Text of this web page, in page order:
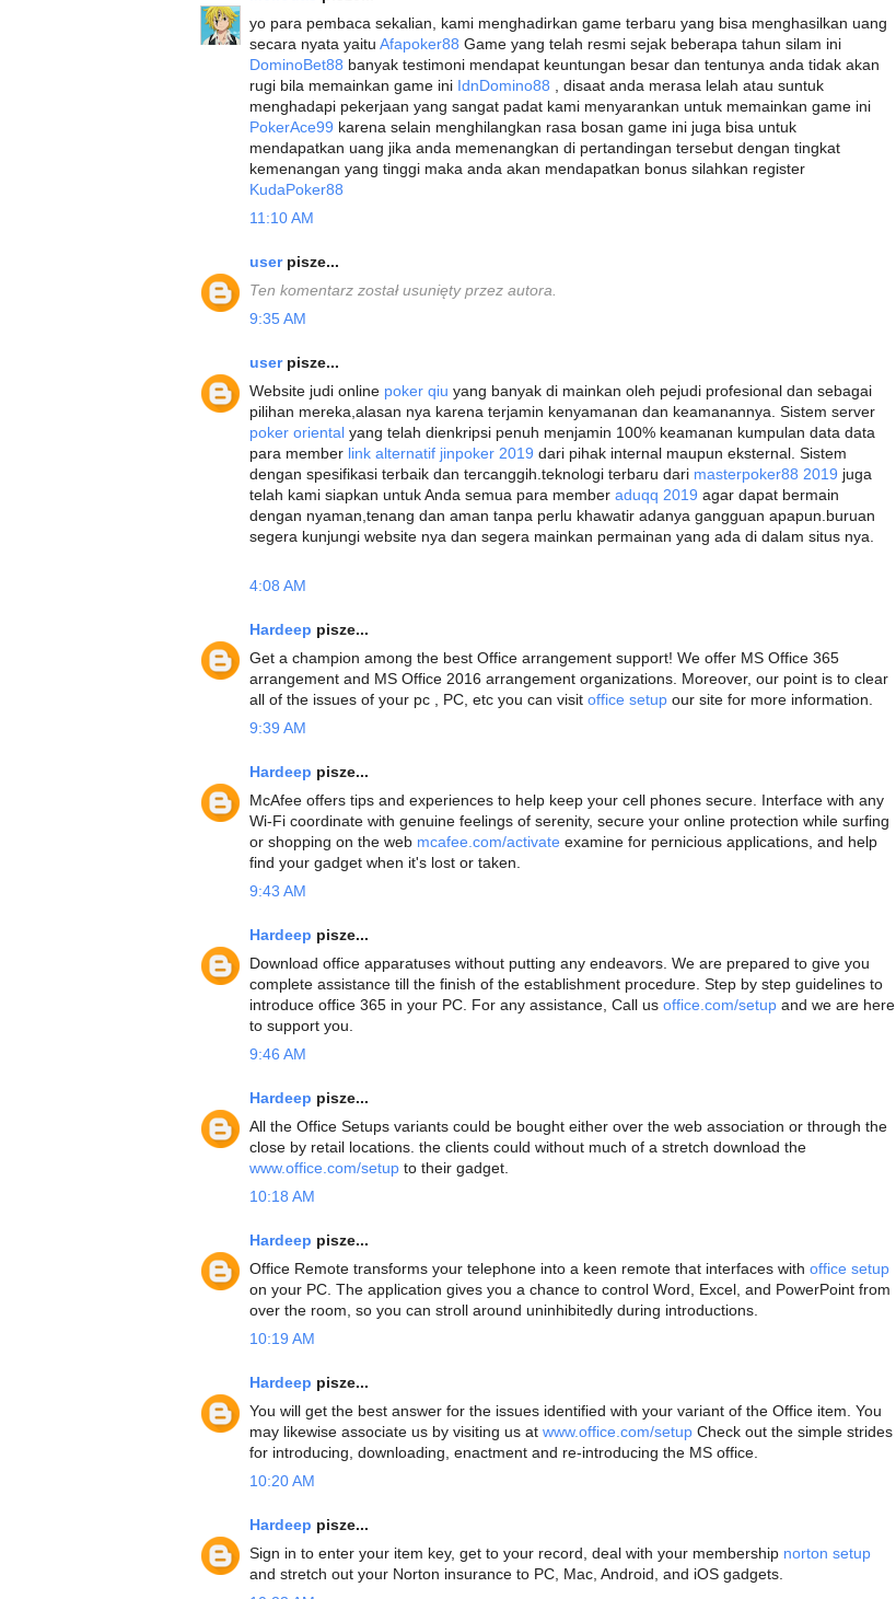
yo para pembaca sekalian, kami menghadirkan game terbaru yang bisa menghasilkan uang
secara nyata yaitu Afapoker88 Game yang telah resmi sejak beberapa tahun silam ini
DominoBet88 banyak testimoni mendapat keuntungan besar dan tentunya anda tidak akan
rugi bila memainkan game ini IdnDomino88 , disaat anda merasa lelah atau suntuk
menghadapi pekerjaan yang sangat padat kami menyarankan untuk memainkan game ini
PokerAce99 karena selain menghilangkan rasa bosan game ini juga bisa untuk
mendapatkan uang jika anda memenangkan di pertandingan tersebut dengan tingkat
kemenangan yang tinggi maka anda akan mendapatkan bonus silahkan register
KudaPoker88
11:10 AM
user pisze...
Ten komentarz został usunięty przez autora.
9:35 AM
user pisze...
Website judi online poker qiu yang banyak di mainkan oleh pejudi profesional dan sebagai
pilihan mereka,alasan nya karena terjamin kenyamanan dan keamanannya. Sistem server
poker oriental yang telah dienkripsi penuh menjamin 100% keamanan kumpulan data data
para member link alternatif jinpoker 2019 dari pihak internal maupun eksternal. Sistem
dengan spesifikasi terbaik dan tercanggih.teknologi terbaru dari masterpoker88 2019 juga
telah kami siapkan untuk Anda semua para member aduqq 2019 agar dapat bermain
dengan nyaman,tenang dan aman tanpa perlu khawatir adanya gangguan apapun.buruan
segera kunjungi website nya dan segera mainkan permainan yang ada di dalam situs nya.
4:08 AM
Hardeep pisze...
Get a champion among the best Office arrangement support! We offer MS Office 365
arrangement and MS Office 2016 arrangement organizations. Moreover, our point is to clear
all of the issues of your pc , PC, etc you can visit office setup our site for more information.
9:39 AM
Hardeep pisze...
McAfee offers tips and experiences to help keep your cell phones secure. Interface with any
Wi-Fi coordinate with genuine feelings of serenity, secure your online protection while surfing
or shopping on the web mcafee.com/activate examine for pernicious applications, and help
find your gadget when it's lost or taken.
9:43 AM
Hardeep pisze...
Download office apparatuses without putting any endeavors. We are prepared to give you
complete assistance till the finish of the establishment procedure. Step by step guidelines to
introduce office 365 in your PC. For any assistance, Call us office.com/setup and we are here
to support you.
9:46 AM
Hardeep pisze...
All the Office Setups variants could be bought either over the web association or through the
close by retail locations. the clients could without much of a stretch download the
www.office.com/setup to their gadget.
10:18 AM
Hardeep pisze...
Office Remote transforms your telephone into a keen remote that interfaces with office setup
on your PC. The application gives you a chance to control Word, Excel, and PowerPoint from
over the room, so you can stroll around uninhibitedly during introductions.
10:19 AM
Hardeep pisze...
You will get the best answer for the issues identified with your variant of the Office item. You
may likewise associate us by visiting us at www.office.com/setup Check out the simple strides
for introducing, downloading, enactment and re-introducing the MS office.
10:20 AM
Hardeep pisze...
Sign in to enter your item key, get to your record, deal with your membership norton setup
and stretch out your Norton insurance to PC, Mac, Android, and iOS gadgets.